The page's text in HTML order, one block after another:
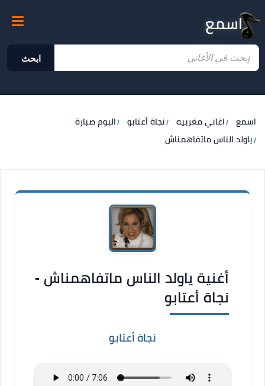
اسمع
ابحث
اسمع اغاني مغربيه نجاة أعتابو
البوم صبارة
ياولد الناس ماتفاهمناش
أغنية ياولد الناس ماتفاهمناش -
نجاة أعتابو
نجاة أعتابو